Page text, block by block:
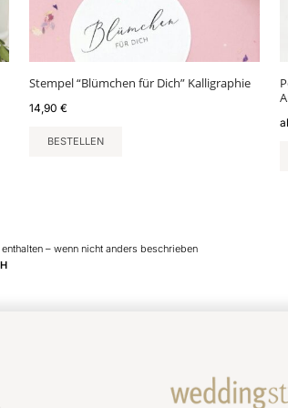
Stempel “Blümchen für Dich” Kalligraphie
14,90 €
BESTELLEN
– wenn nicht anders beschrieben